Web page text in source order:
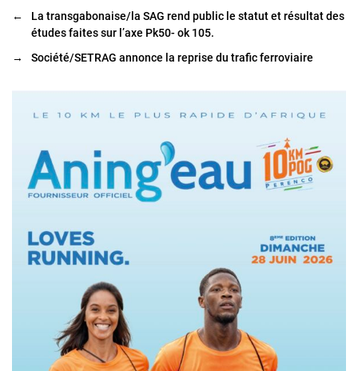
←
La transgabonaise/la SAG rend public le statut et résultat des
études faites sur l’axe Pk50- ok 105.
→
Société/SETRAG annonce la reprise du trafic ferroviaire